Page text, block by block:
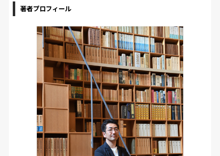
著者プロフィール